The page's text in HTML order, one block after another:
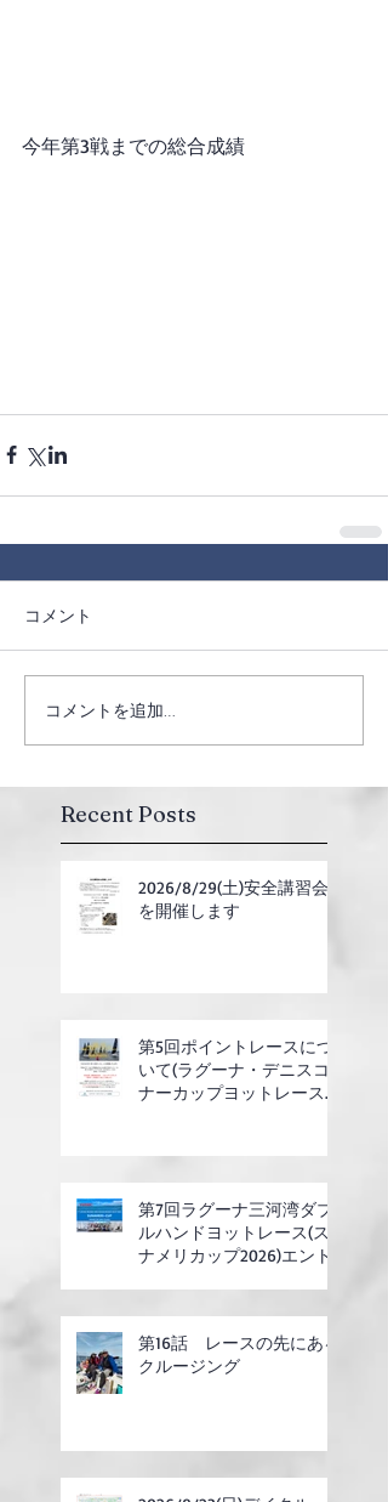
今年第3戦までの総合成績
コメント
コメントを追加…
Recent Posts
2026/8/29(土)安全講習会
を開催します
第5回ポイントレースにつ
いて(ラグーナ・デニスコ
ナーカップヨットレース合
第7回ラグーナ三河湾ダブ
ルハンドヨットレース(ス
ナメリカップ2026)エント
第16話 レースの先にある
クルージング